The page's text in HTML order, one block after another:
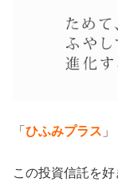
「 ひふみプラス 」
この投資信託を好